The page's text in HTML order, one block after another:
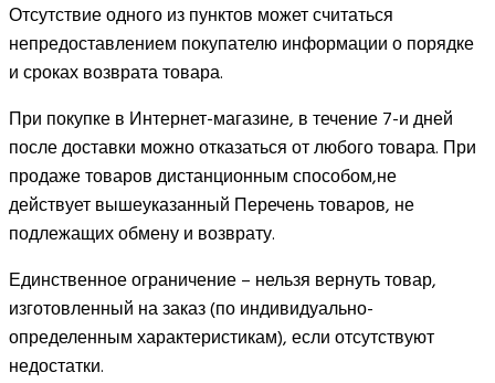
Отсутствие одного из пунктов может считаться
непредоставлением покупателю информации о порядке
и сроках возврата товара.
При покупке в Интернет-магазине, в течение 7-и дней
после доставки можно отказаться от любого товара. При
продаже товаров дистанционным способом,не
действует вышеуказанный Перечень товаров, не
подлежащих обмену и возврату.
Единственное ограничение – нельзя вернуть товар,
изготовленный на заказ (по индивидуально-
определенным характеристикам), если отсутствуют
недостатки.